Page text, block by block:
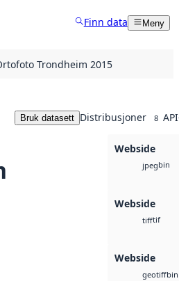
Finn data Meny
Trondheim 2015
Bruk datasett Distribusjoner 8
Webside
jpegbin
Webside
tifftif
Webside
geotiffbin